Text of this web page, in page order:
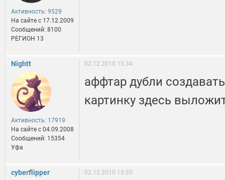
Активность: 9529
На сайте c 17.12.2009
Сообщений: 8100
РЕГИОН 13
Nightt
Активность: 17919
На сайте c 04.09.2008
Сообщений: 15354
Уфа
02.12.2010 15:34
аффтар дубли
картинку здесь
cyberflipper 02.12.2010 15:35